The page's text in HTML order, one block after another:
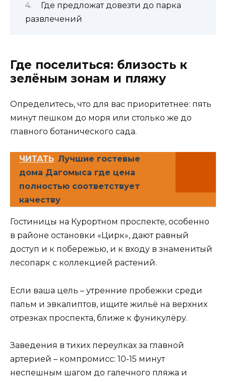
Где предложат довезти до парка
развлечений
Где поселиться: близость к
зелёным зонам и пляжу
Определитесь, что для вас приоритетнее: пять
минут пешком до моря или столько же до
главного ботанического сада.
ЧИТАТЬ Лучшие гостевые
дома Дагомыса где цена
полностью соответствует
качеству
Гостиницы на Курортном проспекте, особенно
в районе остановки «Цирк», дают равный
доступ и к побережью, и к входу в знаменитый
лесопарк с коллекцией растений.
Если ваша цель – утренние пробежки среди
пальм и эвкалиптов, ищите жильё на верхних
отрезках проспекта, ближе к фуникулёру.
Заведения в тихих переулках за главной
артерией – компромисс: 10-15 минут
неспешным шагом до галечного пляжа и